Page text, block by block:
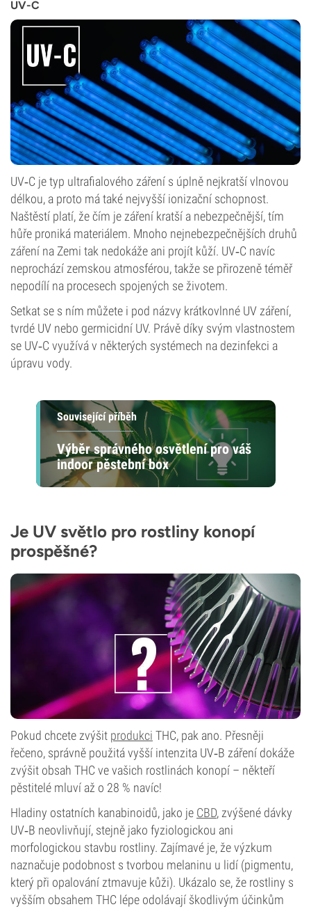
UV-C
UV‑C je typ ultrafialového záření s úplně nejkratší vlnovou
délkou, a proto má také nejvyšší ionizační schopnost.
Naštěstí platí, že čím je záření kratší a nebezpečnější, tím
hůře proniká materiálem. Mnoho nejnebezpečnějších druhů
záření na Zemi tak nedokáže ani projít kůží. UV‑C navíc
neprochází zemskou atmosférou, takže se přirozeně téměř
nepodílí na procesech spojených se životem.
Setkat se s ním můžete i pod názvy krátkovlnné UV záření,
tvrdé UV nebo germicidní UV. Právě díky svým vlastnostem
se UV‑C využívá v některých systémech na dezinfekci a
úpravu vody.
Související příběh
Výběr správného osvětlení pro váš
indoor pěstební box
Je UV světlo pro rostliny konopí
prospěšné?
Pokud chcete zvýšit produkci THC, pak ano. Přesněji
řečeno, správně použitá vyšší intenzita UV‑B záření dokáže
zvýšit obsah THC ve vašich rostlinách konopí – někteří
pěstitelé mluví až o 28 % navíc!
Hladiny ostatních kanabinoidů, jako je CBD, zvýšené dávky
UV‑B neovlivňují, stejně jako fyziologickou ani
morfologickou stavbu rostliny. Zajímavé je, že výzkum
naznačuje podobnost s tvorbou melaninu u lidí (pigmentu,
který při opalování ztmavuje kůži). Ukázalo se, že rostliny s
vyšším obsahem THC lépe odolávají škodlivým účinkům